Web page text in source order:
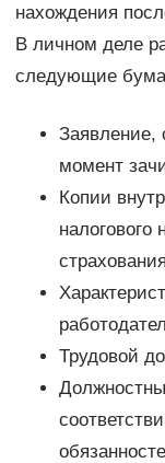
нахождения
В личном деле
следующие
Заявление,
момент
Копии
налогового
Трудовой